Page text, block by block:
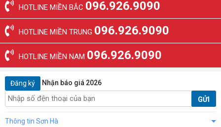
HOTLINE MIỀN BẮC 096.926.9090
HOTLINE MIỀN TRUNG 096.926.9090
HOTLINE MIỀN NAM 096.926.9090
Đăng ký Nhận báo giá 2026
GỬI
Thông tin Sơn Hà